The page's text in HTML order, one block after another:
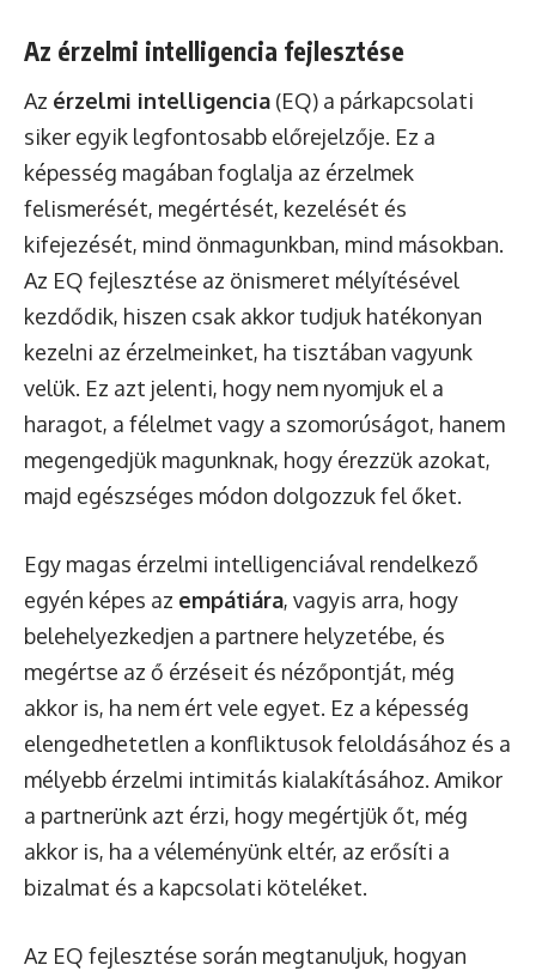
Az érzelmi intelligencia fejlesztése
Az érzelmi intelligencia (EQ) a párkapcsolati
siker egyik legfontosabb előrejelzője. Ez a
képesség magában foglalja az érzelmek
felismerését, megértését, kezelését és
kifejezését, mind önmagunkban, mind másokban.
Az EQ fejlesztése az önismeret mélyítésével
kezdődik, hiszen csak akkor tudjuk hatékonyan
kezelni az érzelmeinket, ha tisztában vagyunk
velük. Ez azt jelenti, hogy nem nyomjuk el a
haragot, a félelmet vagy a szomorúságot, hanem
megengedjük magunknak, hogy érezzük azokat,
majd egészséges módon dolgozzuk fel őket.
Egy magas érzelmi intelligenciával rendelkező
egyén képes az empátiára, vagyis arra, hogy
belehelyezkedjen a partnere helyzetébe, és
megértse az ő érzéseit és nézőpontját, még
akkor is, ha nem ért vele egyet. Ez a képesség
elengedhetetlen a konfliktusok feloldásához és a
mélyebb érzelmi intimitás kialakításához. Amikor
a partnerünk azt érzi, hogy megértjük őt, még
akkor is, ha a véleményünk eltér, az erősíti a
bizalmat és a kapcsolati köteléket.
Az EQ fejlesztése során megtanuljuk, hogyan